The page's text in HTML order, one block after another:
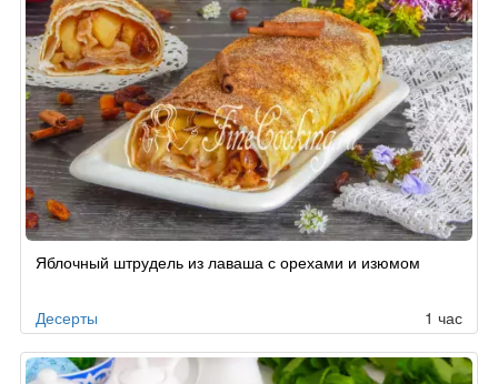
Яблочный штрудель из лаваша с орехами и изюмом
Десерты 1 час